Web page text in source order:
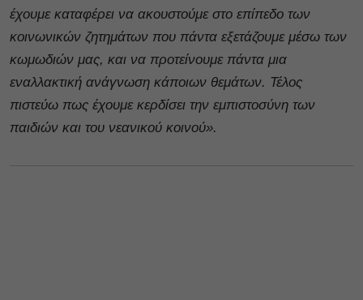
έχουμε καταφέρει να ακουστούμε στο επίπεδο των
κοινωνικών ζητημάτων που πάντα εξετάζουμε μέσω των
κωμωδιών μας, και να προτείνουμε πάντα μια
εναλλακτική ανάγνωση κάποιων θεμάτων. Τέλος
πιστεύω πως έχουμε κερδίσει την εμπιστοσύνη των
παιδιών και του νεανικού κοινού».